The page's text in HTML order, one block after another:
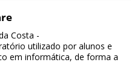
Costa -
utilizado por alunos e
em informática, de forma a